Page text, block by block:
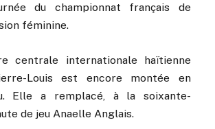
du championnat français de
féminine.
centrale internationale haïtienne
Louis est encore montée en
Elle a remplacé, à la soixante-
de jeu Anaelle Anglais.